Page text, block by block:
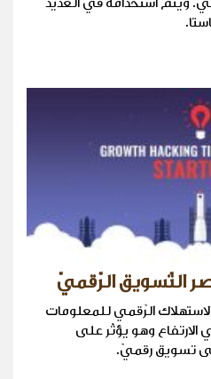
التّسويق الرّقميّ
الرّقمي للمعلومات
وهو يؤثّر على
تسويق رقميّ.